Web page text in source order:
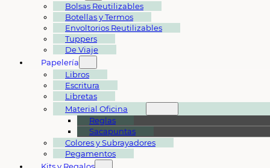
Bolsas Reutilizables
Botellas y Termos
Envoltorios Reutilizables
Tuppers
De Viaje
Papelería
Libros
Escritura
Libretas
Material Oficina
Reglas
Sacapuntas
Colores y Subrayadores
Pegamentos
Kits y Regalos